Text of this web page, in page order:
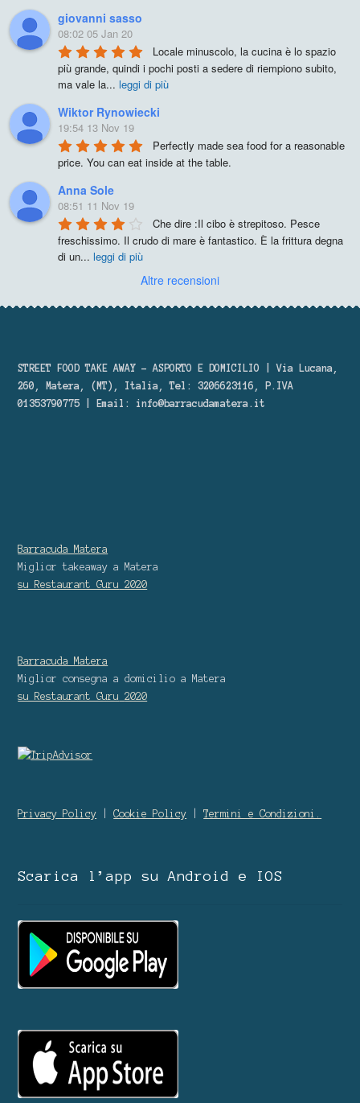
giovanni sasso
08:02 05 Jan 20
Locale minuscolo, la cucina è lo spazio
più grande, quindi i pochi posti a sedere di riempiono subito,
ma vale la... leggi di più
Wiktor Rynowiecki
19:54 13 Nov 19
Perfectly made sea food for a reasonable
price. You can eat inside at the table.
Anna Sole
08:51 11 Nov 19
Che dire :Il cibo è strepitoso. Pesce
freschissimo. Il crudo di mare è fantastico. È la frittura degna
di un... leggi di più
Altre recensioni
STREET FOOD TAKE AWAY – ASPORTO E DOMICILIO | Via Lucana,
260, Matera, (MT), Italia, Tel: 3206623116, P.IVA
01353790775 | Email: info@barracudamatera.it
Barracuda Matera
Miglior takeaway a Matera
su Restaurant Guru
2020
Barracuda Matera
Miglior consegna a domicilio a Matera
su Restaurant Guru
2020
Privacy Policy |Cookie Policy |Termini e Condizioni.
Scarica l’app su Android e IOS